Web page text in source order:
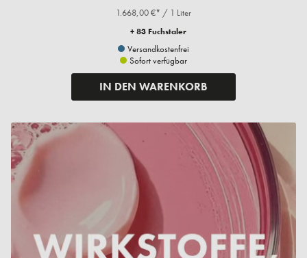
1.668,00 €* / 1 Liter
+ 83 Fuchstaler
Versandkostenfrei
Sofort verfügbar
IN DEN WARENKORB